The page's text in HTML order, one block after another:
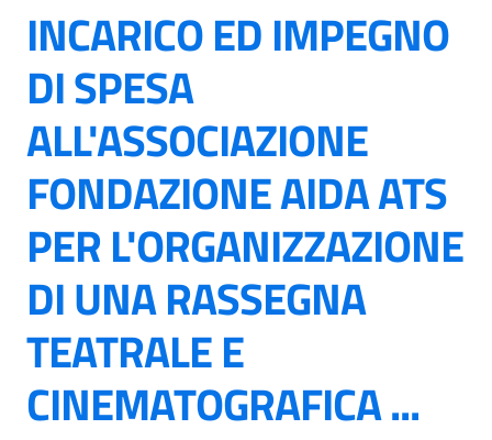
INCARICO ED IMPEGNO
DI SPESA
ALL'ASSOCIAZIONE
FONDAZIONE AIDA ATS
PER L'ORGANIZZAZIONE
DI UNA RASSEGNA
TEATRALE E
CINEMATOGRAFICA ...